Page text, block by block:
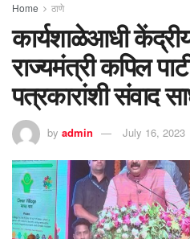
Home ठाणे
कार्यशाळेआधी
राज्यमंत्री कपिल
पत्रकारांशी संवाद
by admin July 16, 2023